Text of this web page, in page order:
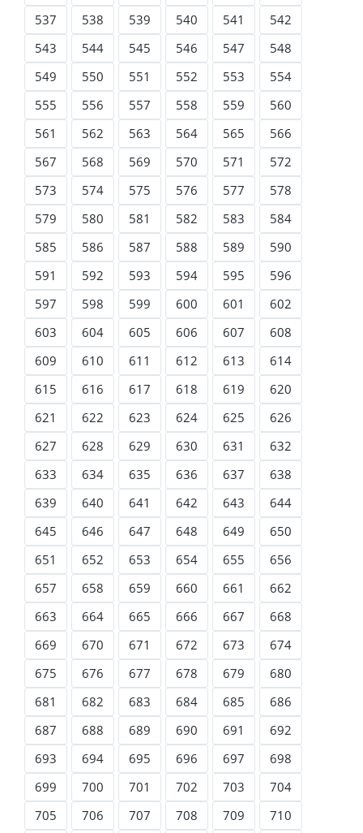
537
538 539 540 541
542
543
544 545 546 547
548
549
550 551 552 553
554
555
556 557 558 559
560
561
562 563 564 565
566
567
568 569 570 571
572
573
574 575 576 577
578
579
580 581 582 583
584
585
586 587 588 589
590
591
592 593 594 595
596
597
598 599 600 601
602
603
604 605 606 607
608
609
610 611 612 613
614
615
616 617 618 619
620
621
622 623 624 625
626
627
628 629 630 631
632
633
634 635 636 637
638
639
640 641 642 643
644
645
646 647 648 649
650
651
652 653 654 655
656
657
658 659 660 661
662
663
664 665 666 667
668
669
670 671 672 673
674
675
676 677 678 679
680
681
682 683 684 685
686
687
688 689 690 691
692
693
694 695 696 697
698
699
700 701 702 703
704
705
706 707 708 709
710